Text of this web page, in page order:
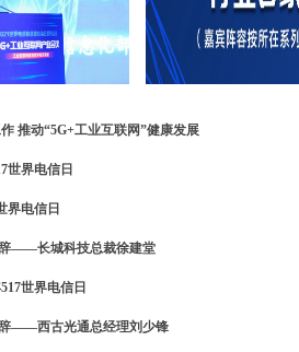
推动“5G+工业互联网”健康发展
世界电信日
界电信日
辞——长城科技总裁徐建堂
世界电信日
——西古光通总经理刘少锋